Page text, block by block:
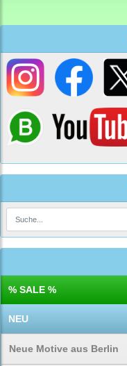
% SALE %
NEU
Neue Motive aus Berlin